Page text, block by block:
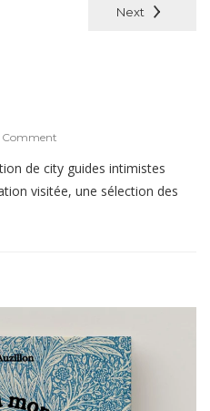
Next
Comment
de city guides intimistes
visitée, une sélection des